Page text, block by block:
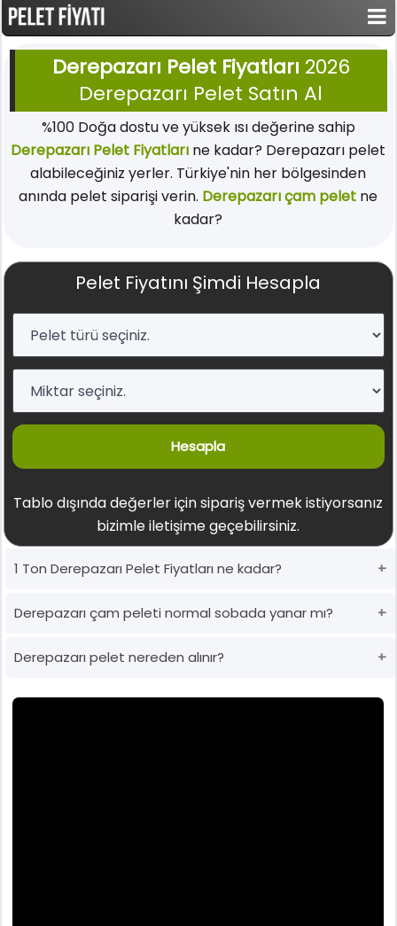
Derepazarı Pelet Fiyatları 2026
Derepazarı Pelet Satın Al
%100 Doğa dostu ve yüksek ısı değerine sahip
Derepazarı Pelet Fiyatları ne kadar? Derepazarı pelet
alabileceğiniz yerler. Türkiye'nin her bölgesinden
anında pelet siparişi verin. Derepazarı çam pelet ne
kadar?
Pelet Fiyatını Şimdi Hesapla
Hesapla
Tablo dışında değerler için sipariş vermek istiyorsanız
bizimle iletişime geçebilirsiniz.
1 Ton Derepazarı Pelet Fiyatları ne kadar?
Derepazarı çam peleti normal sobada yanar mı?
Derepazarı pelet nereden alınır?